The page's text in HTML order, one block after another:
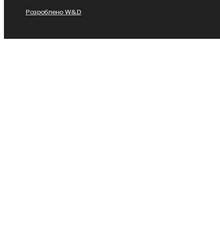
Розроблено W&D